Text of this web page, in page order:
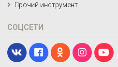
Прочий инструмент
СОЦСЕТИ